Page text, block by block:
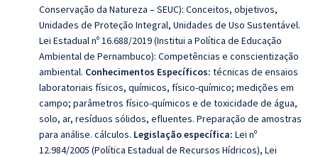
Conservação da Natureza – SEUC): Conceitos, objetivos,
Unidades de Proteção Integral, Unidades de Uso Sustentável.
Lei Estadual nº 16.688/2019 (Institui a Política de Educação
Ambiental de Pernambuco): Competências e conscientização
ambiental. Conhecimentos Específicos: técnicas de ensaios
laboratoriais físicos, químicos, físico-químico; medições em
campo; parâmetros físico-químicos e de toxicidade de água,
solo, ar, resíduos sólidos, efluentes. Preparação de amostras
para análise. cálculos. Legislação específica: Lei nº
12.984/2005 (Política Estadual de Recursos Hídricos), Lei